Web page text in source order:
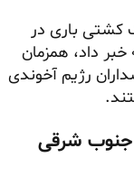
کشتی باری در
داد، همزمان
رژیم آخوندی
جنوب شرقی